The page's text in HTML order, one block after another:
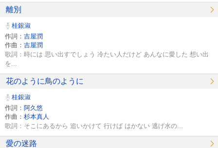
離別
桂銀淑
作詞： 吉屋潤
作曲： 吉屋潤
歌詞：時には 思い出すでしょう 冷たい人だけど あんなに愛した 想い出
を...
花のように鳥のように
桂銀淑
作詞： 阿久悠
作曲： 杉本真人
歌詞：そこにあるから 追いかけて 行けば はかない 逃げ水の...
愛の迷路